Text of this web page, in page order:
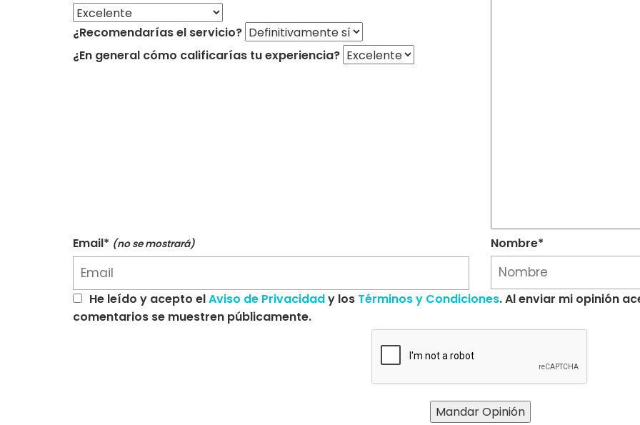
¿Recomendarías el servicio?
¿En general cómo calificarías tu experiencia?
Email* (no se mostrará) Nombre*
He leído y acepto elAviso de Privacidady los Términos y Condiciones. Al enviar mi opinión
comentarios se muestren públicamente.
Mandar Opinión